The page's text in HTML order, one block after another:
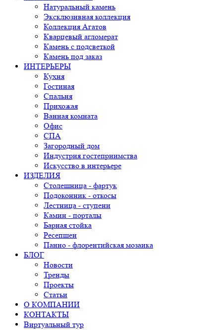
Натуральный камень
Эксклюзивная коллекция
Коллекция Агатов
Кварцевый агломерат
Камень с подсветкой
Камень под заказ
ИНТЕРЬЕРЫ
Кухня
Гостиная
Спальня
Прихожая
Ванная комната
Офис
СПА
Загородный дом
Индустрия гостеприимства
Искусство в интерьере
ИЗДЕЛИЯ
Столешница - фартук
Подоконник - откосы
Лестница - ступени
Камин - порталы
Барная стойка
Ресепшен
Панно - флорентийская мозаика
БЛОГ
Новости
Тренды
Проекты
Статьи
О КОМПАНИИ
КОНТАКТЫ
Виртуальный тур